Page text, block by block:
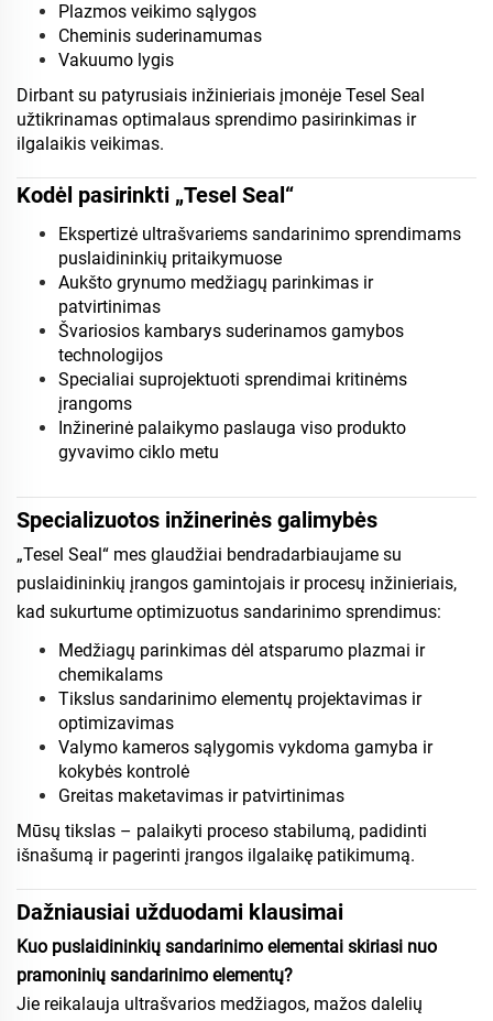
Plazmos veikimo sąlygos
Cheminis suderinamumas
Vakuumo lygis
Dirbant su patyrusiais inžinieriais įmonėje Tesel Seal
užtikrinamas optimalaus sprendimo pasirinkimas ir
ilgalaikis veikimas.
Kodėl pasirinkti „Tesel Seal“
Ekspertizė ultrašvariems sandarinimo sprendimams
puslaidininkių pritaikymuose
Aukšto grynumo medžiagų parinkimas ir
patvirtinimas
Švariosios kambarys suderinamos gamybos
technologijos
Specialiai suprojektuoti sprendimai kritinėms
įrangoms
Inžinerinė palaikymo paslauga viso produkto
gyvavimo ciklo metu
Specializuotos inžinerinės galimybės
„Tesel Seal“ mes glaudžiai bendradarbiaujame su
puslaidininkių įrangos gamintojais ir procesų inžinieriais,
kad sukurtume optimizuotus sandarinimo sprendimus:
Medžiagų parinkimas dėl atsparumo plazmai ir
chemikalams
Tikslus sandarinimo elementų projektavimas ir
optimizavimas
Valymo kameros sąlygomis vykdoma gamyba ir
kokybės kontrolė
Greitas maketavimas ir patvirtinimas
Mūsų tikslas – palaikyti proceso stabilumą, padidinti
išnašumą ir pagerinti įrangos ilgalaikę patikimumą.
Dažniausiai užduodami klausimai
Kuo puslaidininkių sandarinimo elementai skiriasi nuo
pramoninių sandarinimo elementų?
Jie reikalauja ultrašvarios medžiagos, mažos dalelių